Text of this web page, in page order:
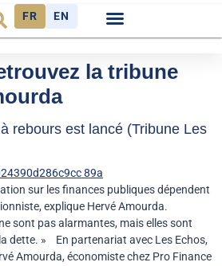
FR EN
la tribune
rebours est lancé (Tribune Les
sur les finances publiques dépendent
explique Hervé Amourda.
sont pas alarmantes, mais elles sont
dette. » En partenariat avec Les Echos,
Amourda, économiste chez Pro Finance